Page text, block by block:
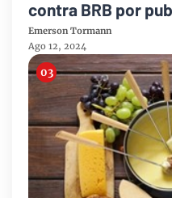
contra BRB por
Torre de TV de
Emerson Tormann
Ago 12, 2024